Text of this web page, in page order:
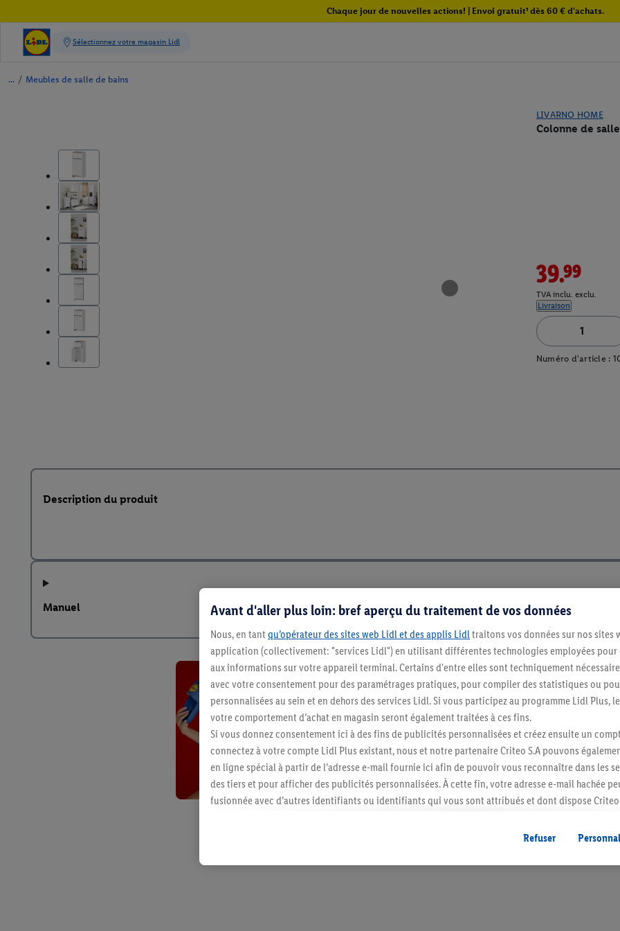
Chaque jour de nouvelles actions! | Envoi gratuit¹ dès 60 € d'achats.
/ Meubles de salle de bains
LIVARNO HOME
Colonne de
39.99
TVA inclu. exclu.
Livraison
Numéro d'article :
Description du produit
Manuel
Restez au
Abonnez-vous à la newsletter
S'abonner
Avant d'aller plus loin: bref aperçu du traitement de vos données
Nous, en tant qu’opérateur des sites web Lidl et des applis Lidl traitons vos données sur nos sites
application (collectivement: "services Lidl") en utilisant différentes technologies employées pour
aux informations sur votre appareil terminal. Certains d'entre elles sont techniquement
avec votre consentement pour des paramétrages pratiques, pour compiler des statistiques ou
personnalisées au sein et en dehors des services Lidl. Si vous participez au programme Lidl Plus,
votre comportement d’achat en magasin seront également traitées à ces fins.
Si vous donnez consentement ici à des fins de publicités personnalisées et créez ensuite un
connectez à votre compte Lidl Plus existant, nous et notre partenaire Criteo S.A pouvons
en ligne spécial à partir de l’adresse e-mail fournie ici afin de pouvoir vous reconnaître dans les
des tiers et pour afficher des publicités personnalisées. À cette fin, votre adresse e-mail hachée
fusionnée avec d’autres identifiants ou identifiants qui vous sont attribués et dont dispose Criteo
vous avez montré de l’intérêt (par exemple en plaçant le produit dans un panier d’un webshop
l’achat) peuvent également être affichées sur plusieurs apppareils et plusieurs services de Lidl si
plusieurs services de Lidl peuvent vous être attribués en utilisant votre adresse e-mail hachée et,
Refuser